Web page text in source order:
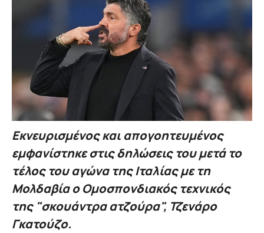
Εκνευρισμένος και απογοητευμένος
εμφανίστηκε στις δηλώσεις του μετά το
τέλος του αγώνα της Ιταλίας με τη
Μολδαβία ο Ομοσπονδιακός τεχνικός
της "σκουάντρα ατζούρα", Τζενάρο
Γκατούζο.